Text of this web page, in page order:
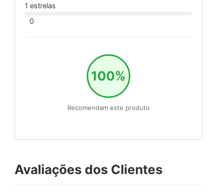
1 estrelas
0
100%
Recomendam este produto
Avaliações dos Clientes